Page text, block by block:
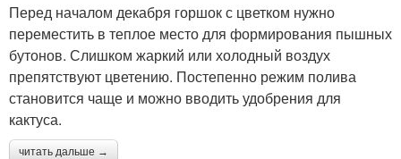
Перед началом декабря горшок с цветком нужно
переместить в теплое место для формирования пышных
бутонов. Слишком жаркий или холодный воздух
препятствуют цветению. Постепенно режим полива
становится чаще и можно вводить удобрения для
кактуса.
читать дальше →